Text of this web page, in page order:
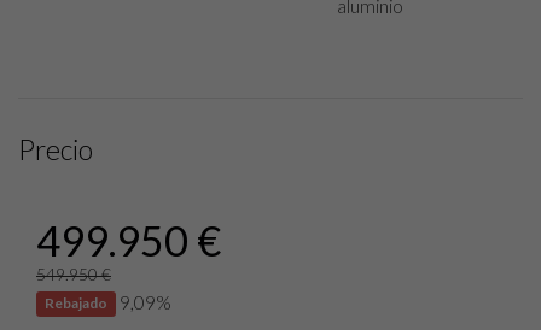
aluminio
Precio
499.950 €
549.950 €
Rebajado 9,09%